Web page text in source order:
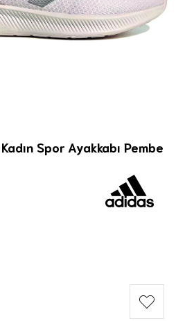
Spor Ayakkabı Pembe